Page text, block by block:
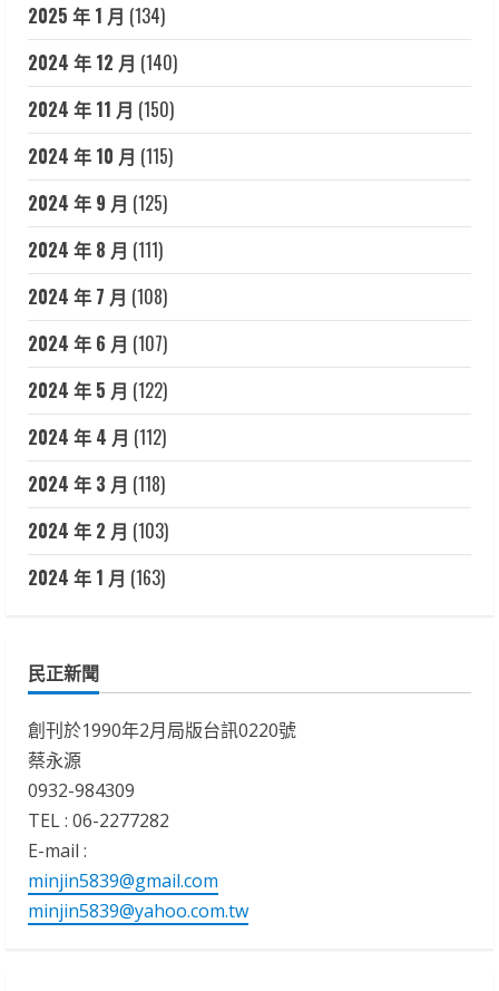
2025 年 1 月 (134)
2024 年 12 月 (140)
2024 年 11 月 (150)
2024 年 10 月 (115)
2024 年 9 月 (125)
2024 年 8 月 (111)
2024 年 7 月 (108)
2024 年 6 月 (107)
2024 年 5 月 (122)
2024 年 4 月 (112)
2024 年 3 月 (118)
2024 年 2 月 (103)
2024 年 1 月 (163)
民正新聞
創刊於1990年2月局版台訊0220號
蔡永源
0932-984309
TEL : 06-2277282
E-mail :
minjin5839@gmail.com
minjin5839@yahoo.com.tw